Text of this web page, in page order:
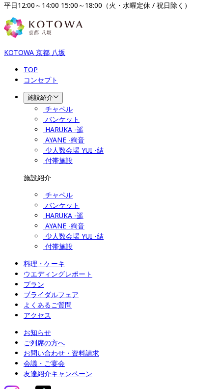
平日12:00～14:00 15:00～18:00（火・水曜定休 / 祝日除く）
KOTOWA 京都 八坂
TOP
コンセプト
施設紹介
チャペル
バンケット
HARUKA -遥
AYANE -絢音
少人数会場 YUI -結
付帯施設
施設紹介
チャペル
バンケット
HARUKA -遥
AYANE -絢音
少人数会場 YUI -結
付帯施設
料理・ケーキ
ウエディングレポート
プラン
ブライダルフェア
よくあるご質問
アクセス
お知らせ
ご列席の方へ
お問い合わせ・資料請求
会議・ご宴会
友達紹介キャンペーン